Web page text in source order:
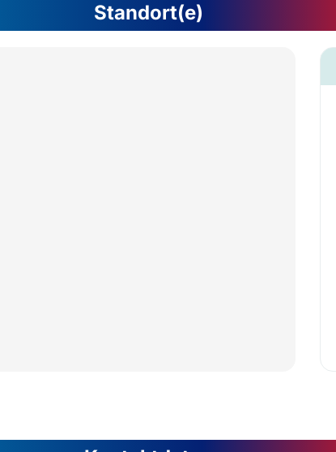
Standort(e)